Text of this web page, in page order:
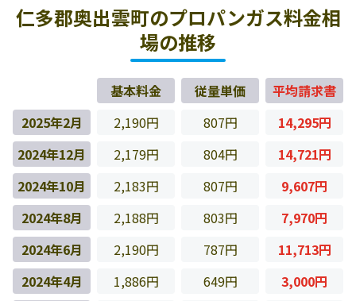
仁多郡奥出雲町のプロパンガス料金相
場の推移
基本料金 従量単価
平均請求書
2025年2月
2,190円 807円
14,295円
2024年12月
2,179円 804円
14,721円
2024年10月
2,183円 807円
9,607円
2024年8月
2,188円 803円
7,970円
2024年6月
2,190円 787円
11,713円
2024年4月
1,886円 649円
3,000円